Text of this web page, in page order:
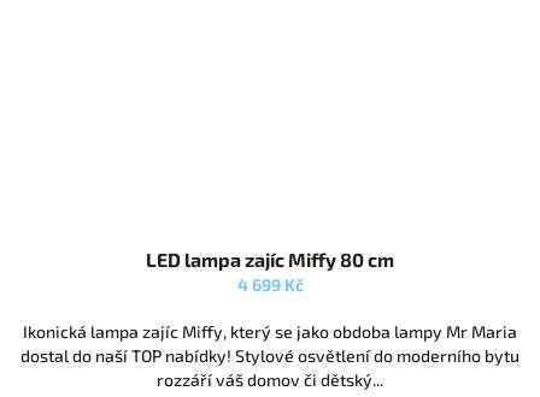
hodnocení
produktu
5,0
z
5
LED lampa zajíc Miffy 80 cm
4 699 Kč
Ikonická lampa zajíc Miffy, který se jako obdoba lampy Mr Maria
dostal do naší TOP nabídky! Stylové osvětlení do moderního bytu
rozzáří váš domov či dětský...